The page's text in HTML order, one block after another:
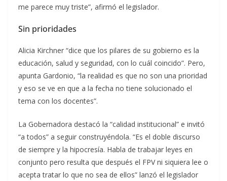
me parece muy triste”, afirmó el legislador.
Sin prioridades
Alicia Kirchner “dice que los pilares de su gobierno es la
educación, salud y seguridad, con lo cuál coincido”. Pero,
apunta Gardonio, “la realidad es que no son una prioridad
y eso se ve en que a la fecha no tiene solucionado el
tema con los docentes”.
La Gobernadora destacó la “calidad institucional” e invitó
“a todos” a seguir construyéndola. “Es el doble discurso
de siempre y la hipocresía. Habla de trabajar leyes en
conjunto pero resulta que después el FPV ni siquiera lee o
acepta tratar lo que no sea de ellos” lanzó el legislador